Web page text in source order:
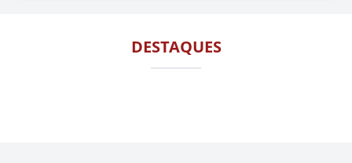
DESTAQUES